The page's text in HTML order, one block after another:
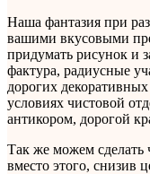
Наша фантазия при
вашими вкусовыми
придумать рисунок и
фактура, радиусные
дорогих
условиях чистовой
антикором, дорогой
Так же можем сделать
вместо этого, снизив